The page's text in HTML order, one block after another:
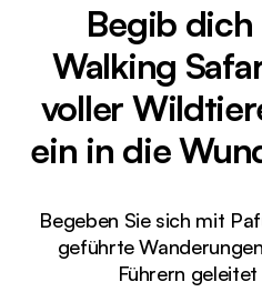
Begib
Walking
voller
ein in die
Begeben Sie sich mit
geführte
Führern geleitet